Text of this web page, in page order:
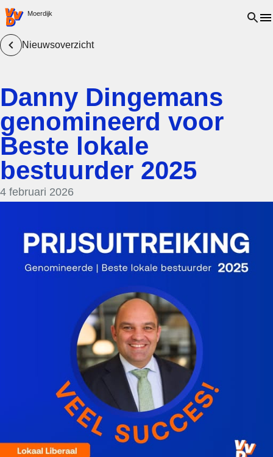
VVD.nl - Ga naar de homepage
Moerdijk Open
Nieuwsoverzicht
Danny Dingemans
genomineerd voor
Beste lokale
bestuurder 2025
4 februari 2026